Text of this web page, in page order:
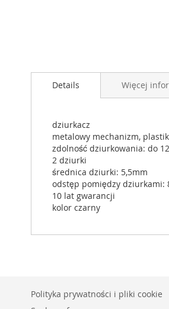
Details
dziurkacz
metalowy mechanizm,
zdolność dziurkowania: do
2 dziurki
średnica dziurki: 5,5mm
odstęp pomiędzy dziurkami:
10 lat gwarancji
kolor czarny
Więcej
Polityka prywatności i pliki cookie